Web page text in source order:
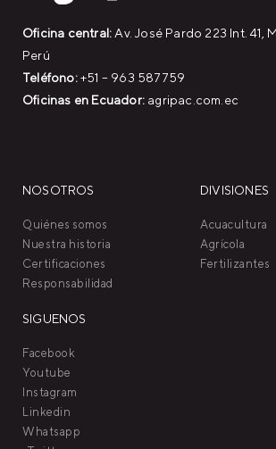
Oficina central:Av. José Pardo 223 Int. 41,
Perú
Teléfono:+51 – 963 587759
Oficinas en Ecuador: agripac.com.ec
NOSOTROS
Quiénes somos
Nuestra historia
Certificaciones
Responsabilidad
SIGUENOS
Facebook
Youtube
Instagram
Linkedin
Whatsapp
DIVISIONES
Acuacultura
Agrícola
Fertilizantes